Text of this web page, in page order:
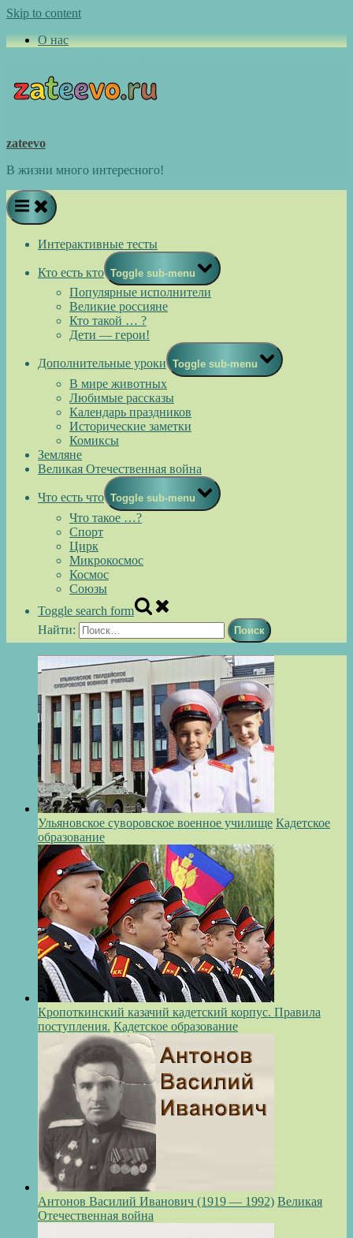
Skip to content
О нас
zateevo
В жизни много интересного!
Интерактивные тесты
Кто есть кто Toggle sub-menu
Популярные исполнители
Великие россияне
Кто такой … ?
Дети — герои!
Дополнительные уроки Toggle sub-menu
В мире животных
Любимые рассказы
Календарь праздников
Исторические заметки
Комиксы
Земляне
Великая Отечественная война
Что есть что Toggle sub-menu
Что такое …?
Спорт
Цирк
Микрокосмос
Космос
Союзы
Toggle search form
Найти:
Ульяновское суворовское военное училище Кадетское
образование
Кропоткинский казачий кадетский корпус. Правила
поступления. Кадетское образование
Антонов Василий Иванович (1919 — 1992) Великая
Отечественная война